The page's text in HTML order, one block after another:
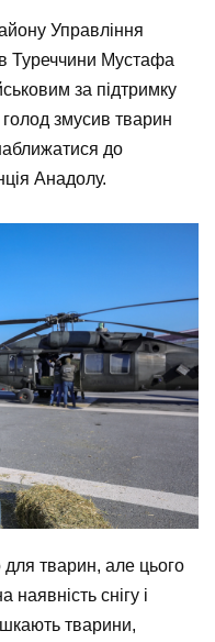
Управління
Туреччини Мустафа
за підтримку
змусив тварин
до
Анадолу.
для тварин, але цього
снігу і
тварини,